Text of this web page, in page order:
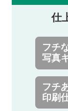
仕
フチ
写真
フチ
印刷